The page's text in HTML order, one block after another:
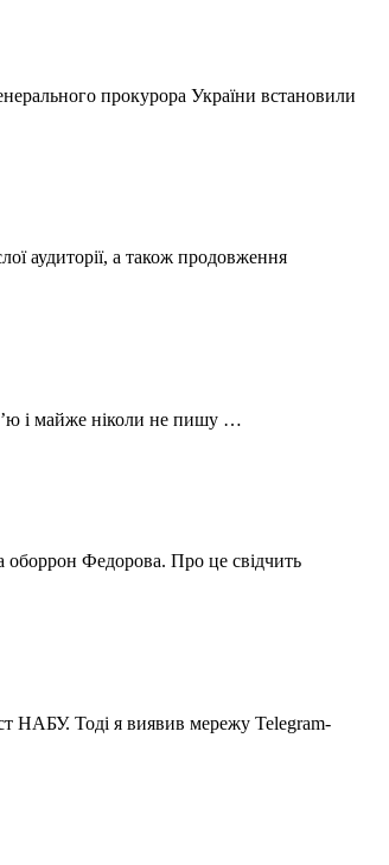
прокурора України встановили
аудиторії, а також продовження
і майже ніколи не пишу …
оборрон Федорова. Про це свідчить
НАБУ. Тоді я виявив мережу Telegram-